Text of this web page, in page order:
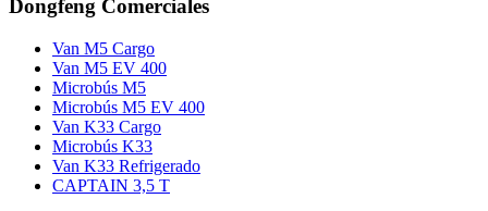
Dongfeng Comerciales
Van M5 Cargo
Van M5 EV 400
Microbús M5
Microbús M5 EV 400
Van K33 Cargo
Microbús K33
Van K33 Refrigerado
CAPTAIN 3,5 T